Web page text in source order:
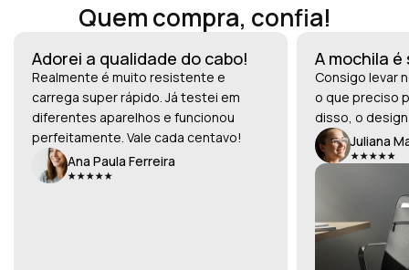
Quem compra, confia!
Adorei a qualidade do cabo!
Realmente é muito resistente e
carrega super rápido. Já testei em
diferentes aparelhos e funcionou
perfeitamente. Vale cada centavo!
Ana Paula Ferreira
A mochila
Consigo levar
o que preciso
disso, o
Juliana